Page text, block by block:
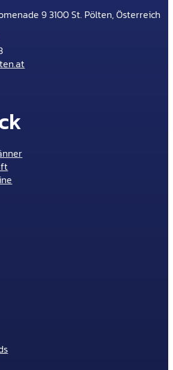
9 3100 St. Pölten, Österreich